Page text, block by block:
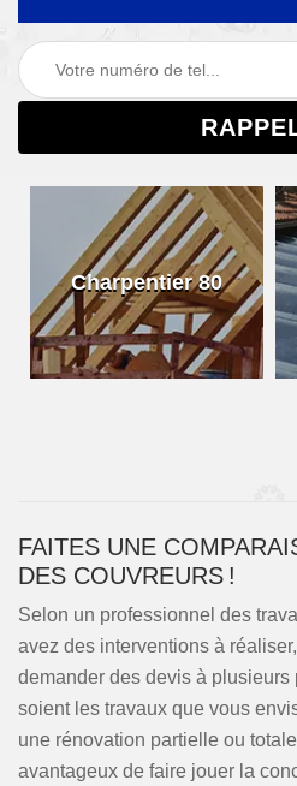
Charpentier 80
FAITES UNE
DES COUVREURS !
Selon un professionnel des
avez des interventions à
demander des devis à plusieurs
soient les travaux que vous
une rénovation partielle ou
avantageux de faire jouer la